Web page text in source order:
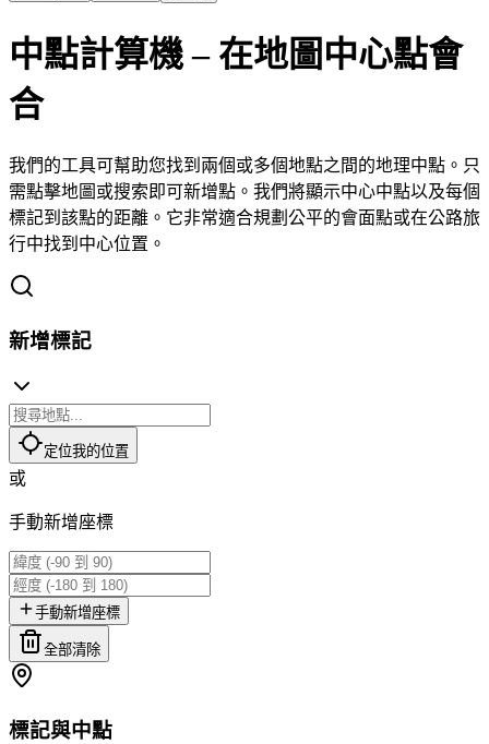
中點計算機 – 在地圖中心點會
合
我們的工具可幫助您找到兩個或多個地點之間的地理中點。只
需點擊地圖或搜索即可新增點。我們將顯示中心中點以及每個
標記到該點的距離。它非常適合規劃公平的會面點或在公路旅
行中找到中心位置。
新增標記
定位我的位置
或
手動新增座標
手動新增座標
全部清除
標記與中點